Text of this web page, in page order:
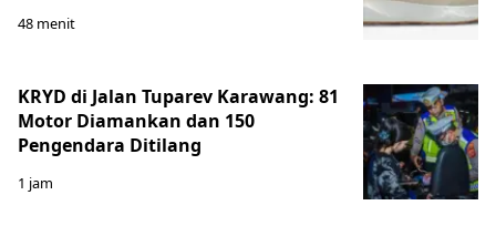
48 menit
KRYD di Jalan Tuparev Karawang: 81
Motor Diamankan dan 150
Pengendara Ditilang
1 jam